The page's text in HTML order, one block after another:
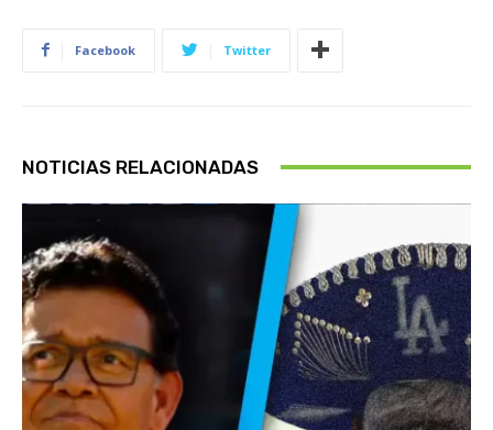
Facebook Twitter
NOTICIAS RELACIONADAS